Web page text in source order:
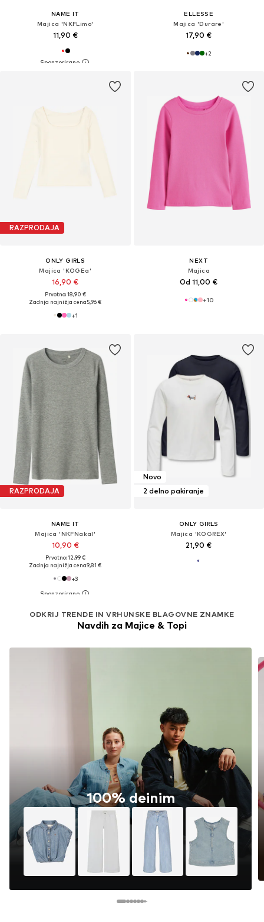
NAME IT
Majica 'NKFLimo'
11,90 €
ELLESSE
Majica 'Durare'
17,90 €
+2
RAZPRODAJA
ONLY GIRLS
Majica 'KOGEa'
16,90 €
Prvotno: 18,90 €
Zadnja najnižja cena5,96 €
+1
NEXT
Majica
Od 11,00 €
+10
RAZPRODAJA
NAME IT
Majica 'NKFNakal'
10,90 €
Prvotno: 12,99 €
Zadnja najnižja cena9,81 €
+3
ODKRIJ TRENDE IN VRHUNSKE BLAGOVNE ZNAMKE
Navdih za Majice & Topi
100% deinim
Novo
2 delno pakiranje
ONLY GIRLS
Majica 'KOGREX'
21,90 €